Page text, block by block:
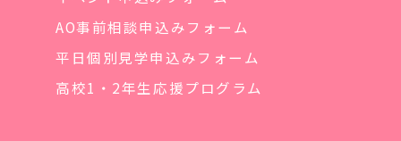
AO事前相談申込みフォーム
平日個別見学申込みフォーム
高校1・2年生応援プログラム